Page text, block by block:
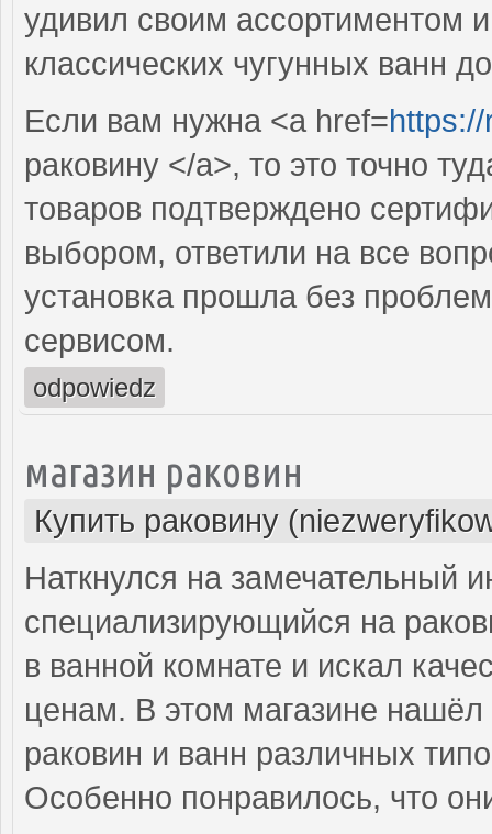
удивил своим ассортиментом
классических чугунных ванн
Если вам нужна <a href=
раковину </a>, то это точно
товаров подтверждено
выбором, ответили на все
установка прошла без
сервисом.
odpowiedz
магазин раковин
Купить раковину
Наткнулся на замечательный
специализирующийся на
в ванной комнате и искал
ценам. В этом магазине
раковин и ванн различных
Особенно понравилось, что